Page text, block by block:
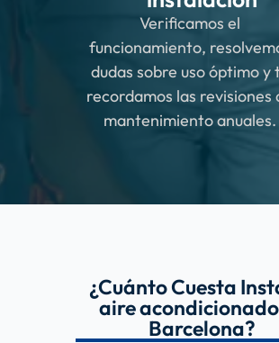
Verificamos el
funcionamiento,
dudas sobre uso óptimo y
recordamos las revisiones
mantenimiento anuales.
¿Cuánto Cuesta
aire
Barcelona?